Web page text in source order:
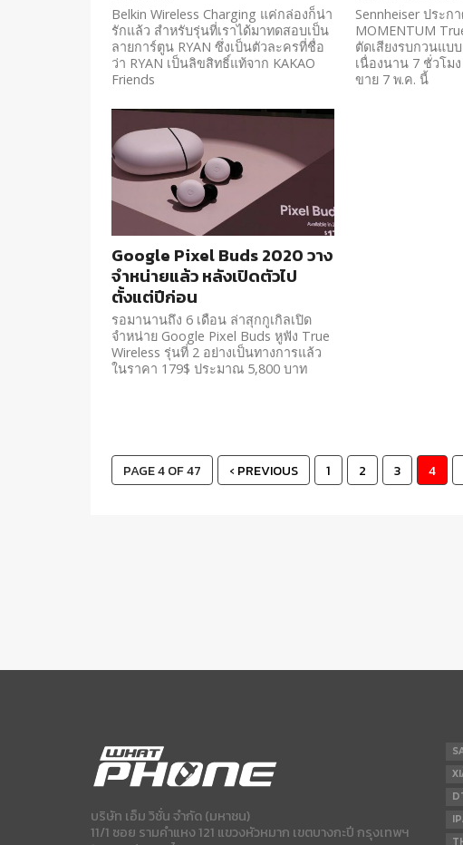
Belkin Wireless Charging แค่กล่องก็น่า
รักแล้ว สำหรับรุ่นที่เราได้มาทดสอบเป็น
ลายการ์ตูน RYAN ซึ่งเป็นตัวละครที่ชื่อ
ว่า RYAN เป็นลิขสิทธิ์แท้จาก KAKAO
Friends
Sennheiser ประก
MOMENTUM
ตัดเสียงรบกวนแบ
เนื่องนาน 7 ชั่วโม
ขาย 7 พ.ค. นี้
Google Pixel Buds 2020 วาง
จำหน่ายแล้ว หลังเปิดตัวไป
ตั้งแต่ปีก่อน
รอมานานถึง 6 เดือน ล่าสุกกูเกิลเปิด
จำหน่าย Google Pixel Buds หูฟัง True
Wireless รุ่นที่ 2 อย่างเป็นทางการแล้ว
ในราคา 179$ ประมาณ 5,800 บาท
PAGE 4 OF 47 ‹ PREVIOUS 1 2 3 4
บริษัท เอ็ม วิชั่น จำกัด (มหาชน)
11/1 ซอย รามคำแหง 121 แขวงหัวหมาก เขตบางกะปี กรุงเทพฯ